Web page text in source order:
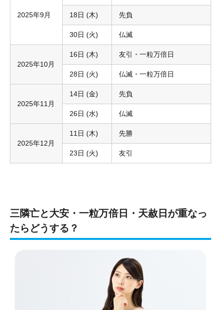
2025年9月 18日 (木) 先負
30日 (火) 仏滅
2025年10月
16日 (木) 友引・一粒万倍日
28日 (火) 仏滅・一粒万倍日
2025年11月
14日 (金) 先負
26日 (水) 仏滅
2025年12月
11日 (木) 先勝
23日 (火) 友引
三隣亡と大安・一粒万倍日・天赦日が重なっ
たらどうする？